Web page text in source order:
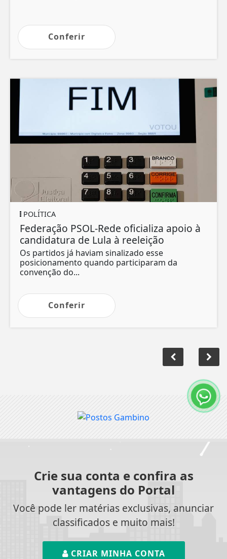
Conferir
POLÍTICA
Federação PSOL-Rede oficializa apoio à
candidatura de Lula à reeleição
Os partidos já haviam sinalizado esse
posicionamento quando participaram da
convenção do...
Conferir
Crie sua conta e confira as
vantagens do Portal
Você pode ler matérias exclusivas, anunciar
classificados e muito mais!
CRIAR MINHA CONTA